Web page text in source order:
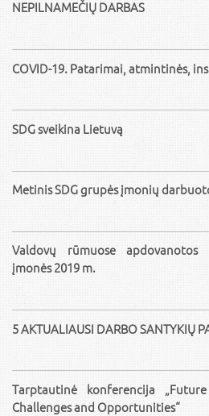
NEPILNAMEČIŲ DARBAS
COVID-19. Patarimai, atmintinės,
SDG sveikina Lietuvą
Metinis SDG grupės įmonių
Valdovų rūmuose apdovanotos
įmonės 2019 m.
5 AKTUALIAUSI DARBO SANTYKIŲ
Tarptautinė konferencija
Challenges and Opportunities“